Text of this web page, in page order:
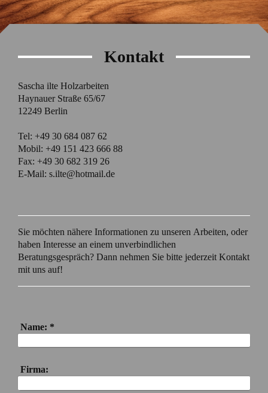
Kontakt
Sascha ilte Holzarbeiten
Haynauer Straße 65/67
12249 Berlin
Tel: +49 30 684 087 62
Mobil: +49 151 423 666 88
Fax: +49 30 682 319 26
E-Mail: s.ilte@hotmail.de
Sie möchten nähere Informationen zu unseren Arbeiten, oder
haben Interesse an einem unverbindlichen
Beratungsgespräch? Dann nehmen Sie bitte jederzeit Kontakt
mit uns auf!
Name: *
Firma: